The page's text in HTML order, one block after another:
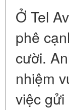
Ở Tel
phê
cười.
nhiệm
việc